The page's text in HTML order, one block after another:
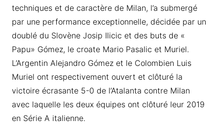
techniques et de caractère de Milan, l’a submergé
par une performance exceptionnelle, décidée par un
doublé du Slovène Josip Ilicic et des buts de «
Papu» Gómez, le croate Mario Pasalic et Muriel.
L’Argentin Alejandro Gómez et le Colombien Luis
Muriel ont respectivement ouvert et clôturé la
victoire écrasante 5-0 de l’Atalanta contre Milan
avec laquelle les deux équipes ont clôturé leur 2019
en Série A italienne.